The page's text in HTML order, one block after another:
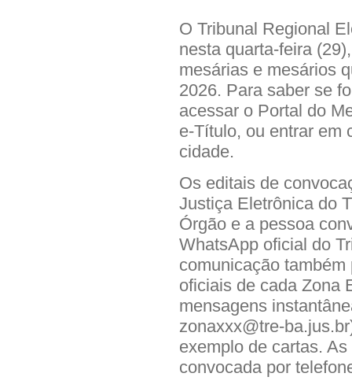
O Tribunal Regional
nesta quarta-feira
mesárias e mesários
2026. Para saber se
acessar o Portal do
e-Título, ou entrar em
cidade.
Os editais de
Justiça Eletrônica do
Órgão e a pessoa
WhatsApp oficial do
comunicação
oficiais de cada Zona
mensagens
zonaxxx@tre-
exemplo de cartas.
convocada por